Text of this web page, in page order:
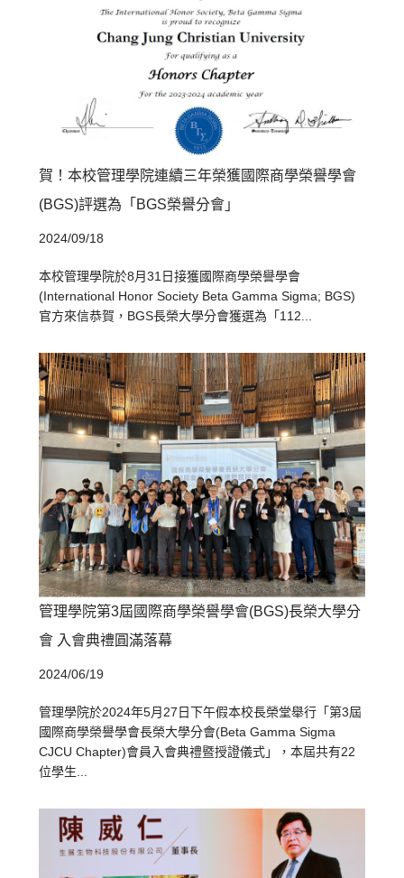
賀！本校管理學院連續三年榮獲國際商學榮譽學會
(BGS)評選為「BGS榮譽分會」
2024/09/18
本校管理學院於8月31日接獲國際商學榮譽學會
(International Honor Society Beta Gamma Sigma; BGS)
官方來信恭賀，BGS長榮大學分會獲選為「112...
管理學院第3屆國際商學榮譽學會(BGS)長榮大學分
會 入會典禮圓滿落幕
2024/06/19
管理學院於2024年5月27日下午假本校長榮堂舉行「第3屆
國際商學榮譽學會長榮大學分會(Beta Gamma Sigma
CJCU Chapter)會員入會典禮暨授證儀式」，本屆共有22
位學生...